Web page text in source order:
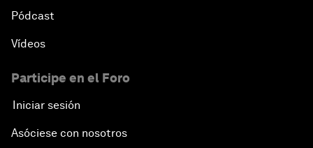
Pódcast
Vídeos
Participe en el Foro
Iniciar sesión
Asóciese con nosotros